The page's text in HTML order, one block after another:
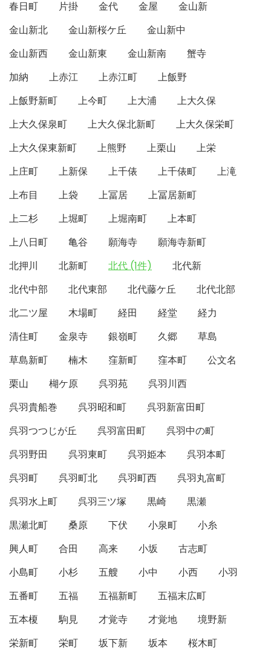
春日町 片掛 金代 金屋
金山新
金山新北
金山新桜ケ丘
金山新中
金山新西
金山新東 金山新南
蟹寺
加納
上赤江 上赤江町
上飯野
上飯野新町
上今町 上大浦
上大久保
上大久保泉町
上大久保北新町
上大久保栄町
上大久保東新町
上熊野 上栗山
上栄
上庄町
上新保 上千俵 上千俵町
上滝
上布目
上袋 上冨居
上冨居新町
上二杉
上堀町 上堀南町
上本町
上八日町
亀谷 願海寺
願海寺新町
北押川
北新町 北代 (1件)
北代新
北代中部
北代東部 北代藤ケ丘
北代北部
北二ツ屋
木場町 経田 経堂
経力
清住町
金泉寺 銀嶺町 久郷
草島
草島新町
楠木 窪新町 窪本町
公文名
栗山
楜ケ原 呉羽苑
呉羽川西
呉羽貴船巻
呉羽昭和町
呉羽新富田町
呉羽つつじが丘
呉羽富田町
呉羽中の町
呉羽野田
呉羽東町 呉羽姫本
呉羽本町
呉羽町
呉羽町北 呉羽町西
呉羽丸富町
呉羽水上町
呉羽三ツ塚 黒崎
黒瀬
黒瀬北町
桑原 下伏 小泉町
小糸
興人町
合田 高来 小坂
古志町
小島町
小杉 五艘 小中 小西
小羽
五番町
五福 五福新町
五福末広町
五本榎
駒見 才覚寺 才覚地
境野新
栄新町
栄町 坂下新 坂本
桜木町